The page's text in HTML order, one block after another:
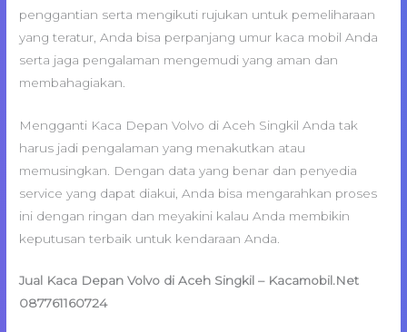
penggantian serta mengikuti rujukan untuk pemeliharaan
yang teratur, Anda bisa perpanjang umur kaca mobil Anda
serta jaga pengalaman mengemudi yang aman dan
membahagiakan.
Mengganti Kaca Depan Volvo di Aceh Singkil Anda tak
harus jadi pengalaman yang menakutkan atau
memusingkan. Dengan data yang benar dan penyedia
service yang dapat diakui, Anda bisa mengarahkan proses
ini dengan ringan dan meyakini kalau Anda membikin
keputusan terbaik untuk kendaraan Anda.
Jual Kaca Depan Volvo di Aceh Singkil – Kacamobil.Net
087761160724